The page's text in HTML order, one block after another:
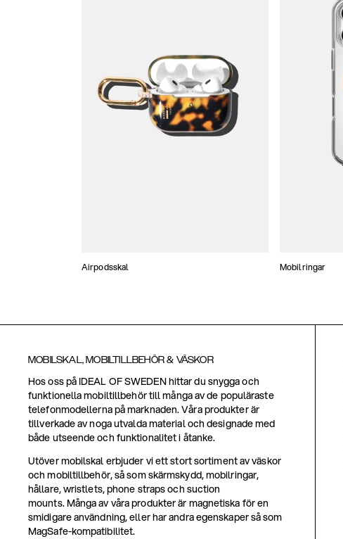
Airpodsskal Mobilringar
MOBILSKAL, MOBILTILLBEHÖR & VÄSKOR
Hos oss på IDEAL OF SWEDEN hittar du snygga och
funktionella mobiltillbehör till många av de populäraste
telefonmodellerna på marknaden. Våra produkter är
tillverkade av noga utvalda material och designade med
både utseende och funktionalitet i åtanke.
Utöver mobilskal erbjuder vi ett stort sortiment av väskor
och mobiltillbehör, så som skärmskydd, mobilringar,
hållare, wristlets, phone straps och suction
mounts. Många av våra produkter är magnetiska för en
smidigare användning, eller har andra egenskaper så som
MagSafe-kompatibilitet.